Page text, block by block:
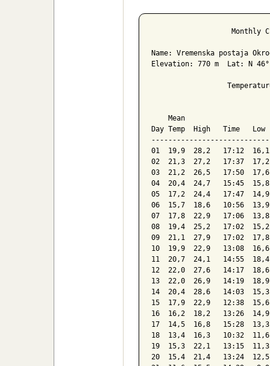
Poročilo za
Monthly
Elevation: 770 m  Lat: N
Mean
Day Temp  High   Time
01  19,9  28,2   17:12
02  21,3  27,2   17:37
03  21,2  26,5   17:50
04  20,4  24,7   15:45
05  17,2  24,4   17:47
06  15,7  18,6   10:56
07  17,8  22,9   17:06
08  19,4  25,2   17:02
09  21,1  27,9   17:02
10  19,9  22,9   13:08
11  20,7  24,1   14:55
12  22,0  27,6   14:17
13  22,0  26,9   14:19
14  20,4  28,6   14:03
15  17,9  22,9   12:38
16  16,2  18,2   13:26
17  14,5  16,8   15:28
18  13,4  16,3   10:32